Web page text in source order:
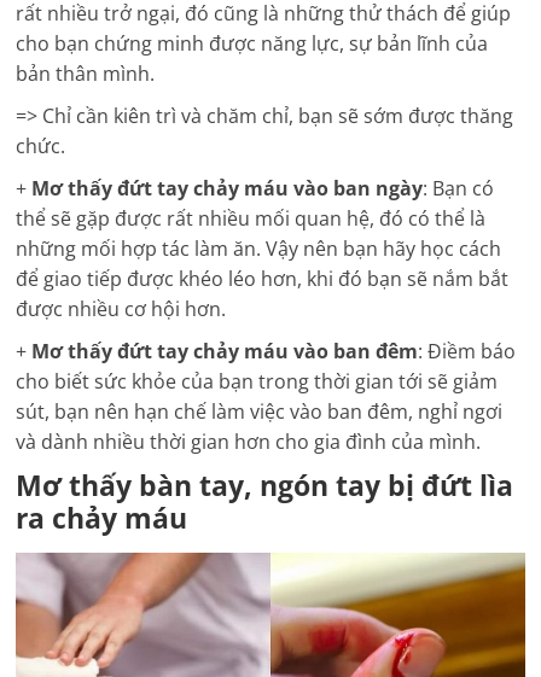
rất nhiều trở ngại, đó cũng là những thử thách để giúp
cho bạn chứng minh được năng lực, sự bản lĩnh của
bản thân mình.
=> Chỉ cần kiên trì và chăm chỉ, bạn sẽ sớm được thăng
chức.
+ Mơ thấy đứt tay chảy máu vào ban ngày: Bạn có
thể sẽ gặp được rất nhiều mối quan hệ, đó có thể là
những mối hợp tác làm ăn. Vậy nên bạn hãy học cách
để giao tiếp được khéo léo hơn, khi đó bạn sẽ nắm bắt
được nhiều cơ hội hơn.
+ Mơ thấy đứt tay chảy máu vào ban đêm: Điềm báo
cho biết sức khỏe của bạn trong thời gian tới sẽ giảm
sút, bạn nên hạn chế làm việc vào ban đêm, nghỉ ngơi
và dành nhiều thời gian hơn cho gia đình của mình.
Mơ thấy bàn tay, ngón tay bị đứt lìa
ra chảy máu